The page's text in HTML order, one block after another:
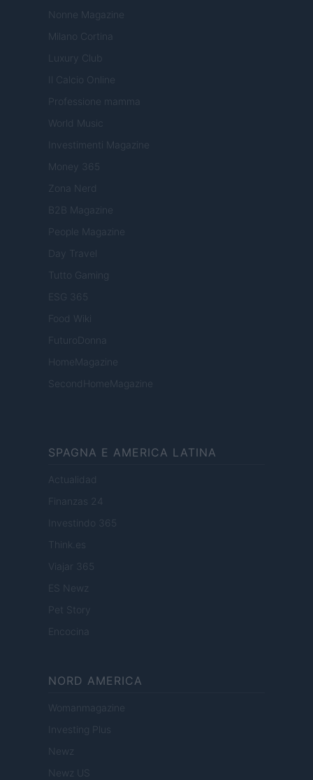
Nonne Magazine
Milano Cortina
Luxury Club
Il Calcio Online
Professione mamma
World Music
Investimenti Magazine
Money 365
Zona Nerd
B2B Magazine
People Magazine
Day Travel
Tutto Gaming
ESG 365
Food Wiki
FuturoDonna
HomeMagazine
SecondHomeMagazine
SPAGNA E AMERICA LATINA
Actualidad
Finanzas 24
Investindo 365
Think.es
Viajar 365
ES Newz
Pet Story
Encocina
NORD AMERICA
Womanmagazine
Investing Plus
Newz
Newz US